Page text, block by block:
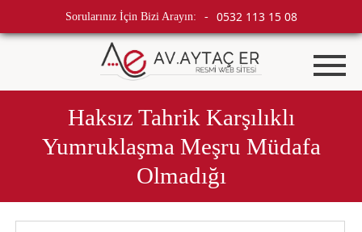
Sorularınız İçin Bizi Arayın: - 0532 113 15 08
Haksız Tahrik Karşılıklı
Yumruklaşma Meşru Müdafa
Olmadığı